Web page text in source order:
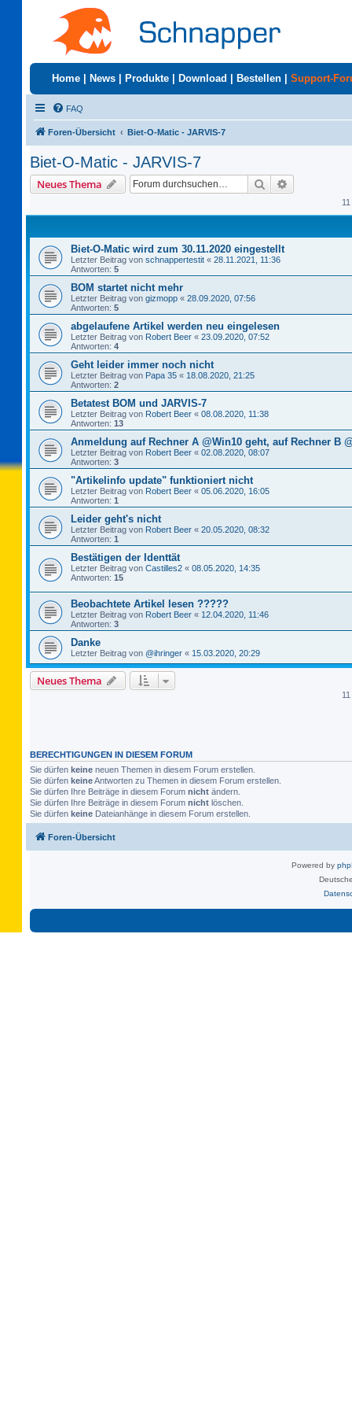
Home News Produkte Download Bestellen Support-
FAQ
Foren-Übersicht Biet-O-Matic - JARVIS-7
Biet-O-Matic - JARVIS-7
Neues Thema Suche
Biet-O-Matic wird zum 30.11.2020 eingestellt
Letzter Beitrag von schnappertestit « 28.11.2021, 11:36
Antworten: 5
BOM startet nicht mehr
Letzter Beitrag von gizmopp « 28.09.2020, 07:56
Antworten: 5
abgelaufene Artikel werden neu eingelesen
Letzter Beitrag von Robert Beer « 23.09.2020, 07:52
Antworten: 4
Geht leider immer noch nicht
Letzter Beitrag von Papa 35 « 18.08.2020, 21:25
Antworten: 2
Betatest BOM und JARVIS-7
Letzter Beitrag von Robert Beer « 08.08.2020, 11:38
Antworten: 13
Anmeldung auf Rechner A @Win10 geht, auf Rechner B
Letzter Beitrag von Robert Beer « 02.08.2020, 08:07
Antworten: 3
"Artikelinfo update" funktioniert nicht
Letzter Beitrag von Robert Beer « 05.06.2020, 16:05
Antworten: 1
Leider geht's nicht
Letzter Beitrag von Robert Beer « 20.05.2020, 08:32
Antworten: 1
Bestätigen der Identtät
Letzter Beitrag von Castilles2 « 08.05.2020, 14:35
Antworten: 15
Beobachtete Artikel lesen ?????
Letzter Beitrag von Robert Beer « 12.04.2020, 11:46
Antworten: 3
Danke
Letzter Beitrag von @ihringer « 15.03.2020, 20:29
Neues Thema
BERECHTIGUNGEN IN DIESEM FORUM
Sie dürfen keine neuen Themen in diesem Forum erstellen.
Sie dürfen keineAntworten zu Themen in diesem Forum erstellen.
Sie dürfen Ihre Beiträge in diesem Forum nicht ändern.
Sie dürfen Ihre Beiträge in diesem Forum nicht löschen.
Sie dürfen keine Dateianhänge in diesem Forum erstellen.
Foren-Übersicht
Powered by